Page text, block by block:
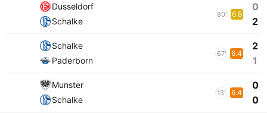
Dusseldorf
Schalke
80' 6.8
0
2
Schalke
Paderborn
67' 6.4
2
1
Munster
Schalke
13' 6.4
0
0